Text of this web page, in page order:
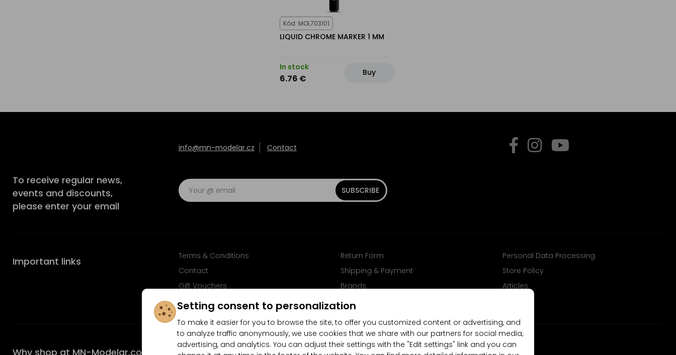
Kód: MOL703101
LIQUID CHROME MARKER 1 MM
In stock
6.76 €
Buy
info@mn-modelar.cz Contact
To receive regular news,
events and discounts,
please enter your email
SUBSCRIBE
Important links Terms & Conditions Return Form
Personal Data Processing
Contact
Shipping & Payment
Store Policy
Gift Vouchers
Brands
Articles
FAQ
Follow us on Facebook
Why shop at MN-Modelar.com
Setting consent to personalization
To make it easier for you to browse the site, to offer you customized content or advertising, and
to analyze traffic anonymously, we use cookies that we share with our partners for social media,
advertising, and analytics. You can adjust their settings with the "Edit settings" link and you can